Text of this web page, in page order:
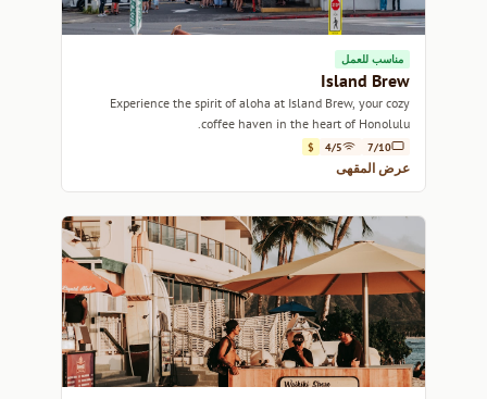
مناسب للعمل
Island Brew
Experience the spirit of aloha at Island Brew, your cozy
coffee haven in the heart of Honolulu.
7/10
4/5
$
عرض المقهى